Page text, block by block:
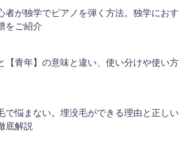
者が独学でピアノを弾く方法。独学におす
をご紹介
【青年】の意味と違い、使い分けや使い方
で悩まない。埋没毛ができる理由と正しい
底解説